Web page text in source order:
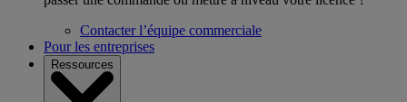
Contacter l’équipe commerciale
Pour les entreprises
Ressources